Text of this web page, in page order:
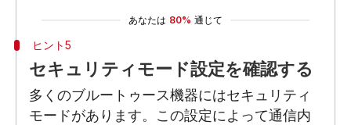
あなたは 80% 通じて
ヒント5
セキュリティモード設定を確認する
多くのブルートゥース機器にはセキュリティ
モードがあります。この設定によって通信内